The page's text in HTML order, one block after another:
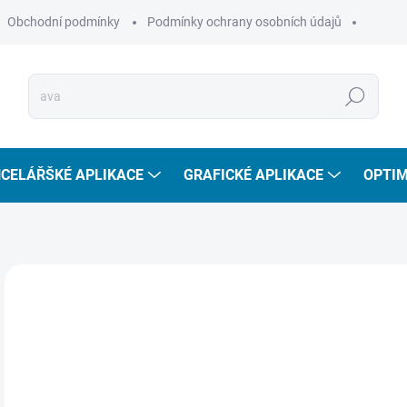
Obchodní podmínky Podmínky ochrany osobních údajů
Hledat
APLIKACE GRAFICKÉ APLIKACE